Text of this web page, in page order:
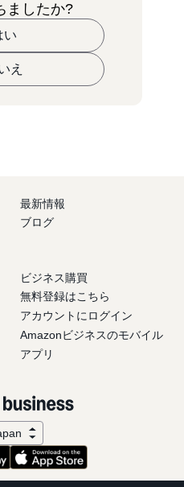
ましたか?
い
え
最新情報
ブログ
ビジネス購買
無料登録はこちら
アカウントにログイン
Amazonビジネスのモバイル
アプリ